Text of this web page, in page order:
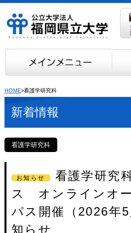
HOME>看護学研究科
新着情報
看護学研究科
お知らせ
看護学研究
ス オンラインオ
パス開催（2026年
知らせ